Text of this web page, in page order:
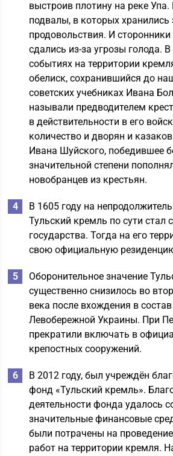
выстроив плотину на реке Упа.
подвалы, в которых хранились
продовольствия. И
сдались из-за угрозы голода.
событиях на территории
обелиск, сохранившийся до
советских учебниках Ивана
называли предводителем
в действительности в его
количество и дворян и
Ивана Шуйского, победившее
значительной степени
новобранцев из крестьян.
В 1605 году на
Тульский кремль по сути стал
государства. Тогда на его
свою официальную
Оборонительное значение
существенно снизилось во
века после вхождения в
Левобережной Украины. При
прекратили включать в
крепостных сооружений.
В 2012 году, был учреждён
фонд «Тульский кремль».
деятельности фонда удалось
значительные финансовые
были потрачены на
работ на территории кремля.